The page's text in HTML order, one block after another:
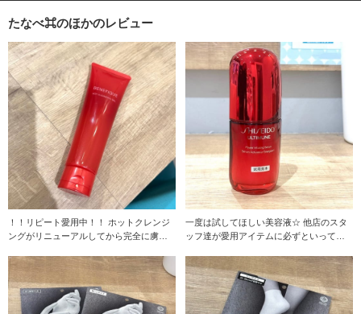
たなべ⌘のほかのレビュー
！！リピート愛用中！！ ホットクレンジ
ングがリニューアルしてから完全に虜で
一度は試してほしい美容液☆ 他店のスタ
ッフ達が愛用アイテムに必ずといってい